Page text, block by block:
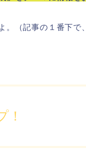
。（記事の１番下で
！